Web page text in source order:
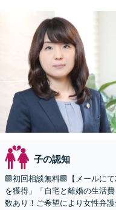
子の認知
🟩初回相談無料🟩【メールに
を獲得」「自宅と離婚の生活
数あり！ご希望により女性弁